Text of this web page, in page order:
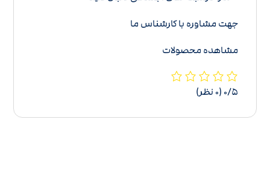
جهت مشاوره با کارشناس ما
مشاهده محصولات
‫۰/۵ ‫(۰ نظر)